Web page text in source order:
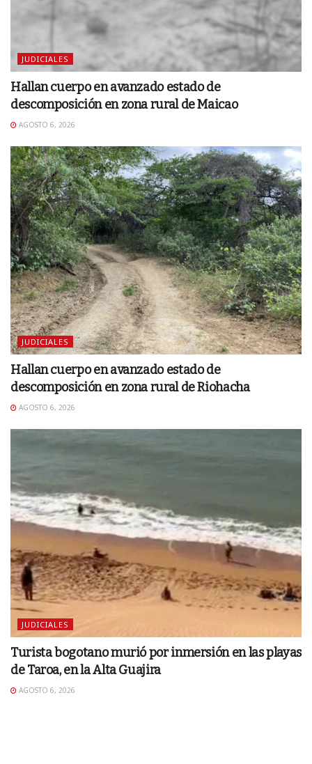
JUDICIALES
Hallan cuerpo en avanzado estado de
descomposición en zona rural de Maicao
AGOSTO 6, 2026
JUDICIALES
Hallan cuerpo en avanzado estado de
descomposición en zona rural de Riohacha
AGOSTO 6, 2026
JUDICIALES
Turista bogotano murió por inmersión en las playas
de Taroa, en la Alta Guajira
AGOSTO 6, 2026